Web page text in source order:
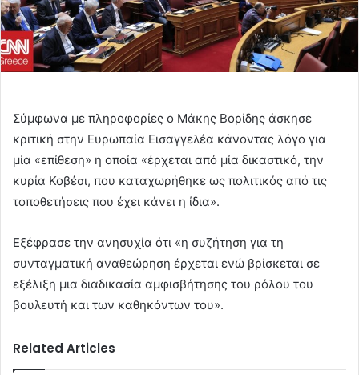
Σύμφωνα με πληροφορίες ο Μάκης Βορίδης άσκησε
κριτική στην Ευρωπαία Εισαγγελέα κάνοντας λόγο για
μία «επίθεση» η οποία «έρχεται από μία δικαστικό, την
κυρία Κοβέσι, που καταχωρήθηκε ως πολιτικός από τις
τοποθετήσεις που έχει κάνει η ίδια».
Εξέφρασε την ανησυχία ότι «η συζήτηση για τη
συνταγματική αναθεώρηση έρχεται ενώ βρίσκεται σε
εξέλιξη μια διαδικασία αμφισβήτησης του ρόλου του
βουλευτή και των καθηκόντων του».
Related Articles